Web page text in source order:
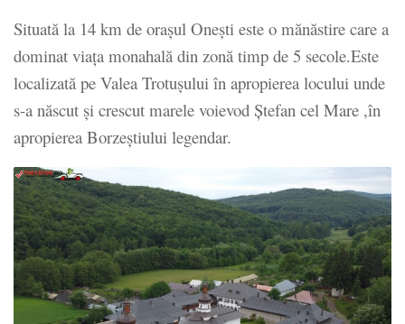
Situată la 14 km de orașul Onești este o mănăstire care a
dominat viața monahală din zonă timp de 5 secole.Este
localizată pe Valea Trotușului în apropierea locului unde
s-a născut și crescut marele voievod Ștefan cel Mare ,în
apropierea Borzeștiului legendar.